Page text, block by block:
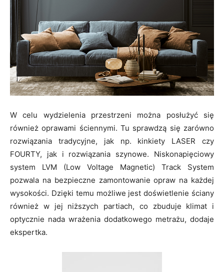
W celu wydzielenia przestrzeni można posłużyć się
również oprawami ściennymi. Tu sprawdzą się zarówno
rozwiązania tradycyjne, jak np. kinkiety LASER czy
FOURTY, jak i rozwiązania szynowe. Niskonapięciowy
system LVM (Low Voltage Magnetic) Track System
pozwala na bezpieczne zamontowanie opraw na każdej
wysokości. Dzięki temu możliwe jest doświetlenie ściany
również w jej niższych partiach, co zbuduje klimat i
optycznie nada wrażenia dodatkowego metrażu, dodaje
ekspertka.